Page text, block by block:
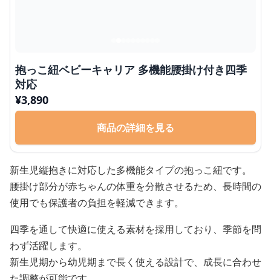
抱っこ紐ベビーキャリア 多機能腰掛け付き四季
対応
¥3,890
商品の詳細を見る
新生児縦抱きに対応した多機能タイプの抱っこ紐です。
腰掛け部分が赤ちゃんの体重を分散させるため、長時間の
使用でも保護者の負担を軽減できます。
四季を通して快適に使える素材を採用しており、季節を問
わず活躍します。
新生児期から幼児期まで長く使える設計で、成長に合わせ